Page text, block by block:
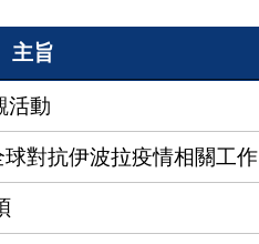
結]" [連
主旨
活動
對抗伊波拉疫情相關工作